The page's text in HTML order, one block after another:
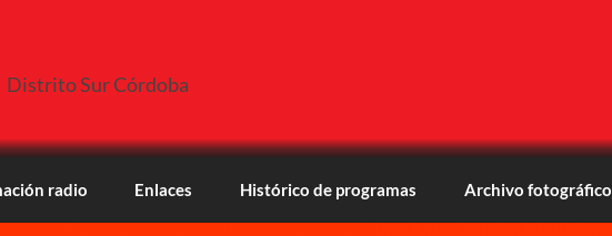
Distrito Sur Córdoba
radio Enlaces Histórico de programas Archivo fotográfico